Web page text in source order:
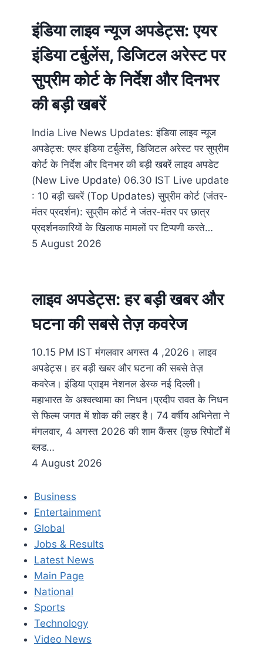
इंडिया लाइव न्यूज अपडेट्स: एयर
इंडिया टर्बुलेंस, डिजिटल अरेस्ट पर
सुप्रीम कोर्ट के निर्देश और दिनभर
की बड़ी खबरें
India Live News Updates: इंडिया लाइव न्यूज
अपडेट्स: एयर इंडिया टर्बुलेंस, डिजिटल अरेस्ट पर सुप्रीम
कोर्ट के निर्देश और दिनभर की बड़ी खबरें लाइव अपडेट
(New Live Update) 06.30​ IST Live update
: 10 बड़ी खबरें (Top Updates) सुप्रीम कोर्ट (जंतर-
मंतर प्रदर्शन): सुप्रीम कोर्ट ने जंतर-मंतर पर छात्र
प्रदर्शनकारियों के खिलाफ मामलों पर टिप्पणी करते…
5 August 2026
लाइव अपडेट्स: हर बड़ी खबर और
घटना की सबसे तेज़ कवरेज
10.15 PM IST मंगलवार अगस्त 4 ,2026। लाइव
अपडेट्स। हर बड़ी खबर और घटना की सबसे तेज़
कवरेज। इंडिया प्राइम नेशनल डेस्क नई दिल्ली।
महाभारत के अश्वत्थामा का निधन।प्रदीप रावत के निधन
से फिल्म जगत में शोक की लहर है। 74 वर्षीय अभिनेता ने
मंगलवार, 4 अगस्त 2026 की शाम कैंसर (कुछ रिपोर्टों में
ब्लड…
4 August 2026
Business
Entertainment
Global
Jobs & Results
Latest News
Main Page
National
Sports
Technology
Video News